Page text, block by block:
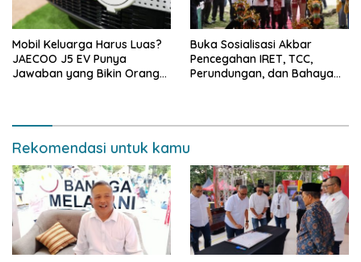
Mobil Keluarga Harus Luas?
JAECOO J5 EV Punya
Jawaban yang Bikin Orang
Buka Sosialisasi Akbar
Pencegahan IRET, TCC,
Perundungan, dan Bahaya
depan sudah ada di tangan”
Rekomendasi untuk kamu